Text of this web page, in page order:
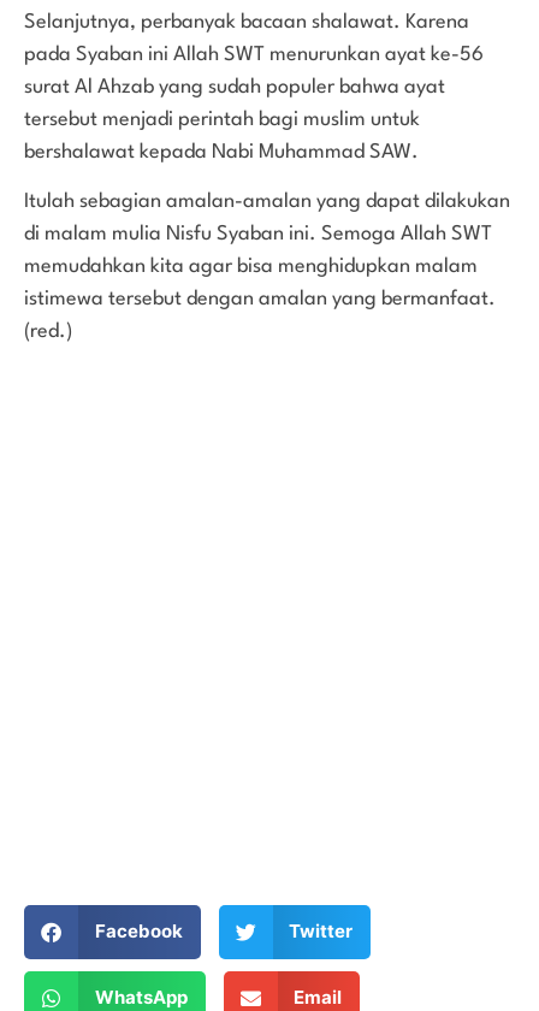
Selanjutnya, perbanyak bacaan shalawat. Karena
pada Syaban ini Allah SWT menurunkan ayat ke-56
surat Al Ahzab yang sudah populer bahwa ayat
tersebut menjadi perintah bagi muslim untuk
bershalawat kepada Nabi Muhammad SAW.
Itulah sebagian amalan-amalan yang dapat dilakukan
di malam mulia Nisfu Syaban ini. Semoga Allah SWT
memudahkan kita agar bisa menghidupkan malam
istimewa tersebut dengan amalan yang bermanfaat.
(red.)
Facebook Twitter
WhatsApp Email